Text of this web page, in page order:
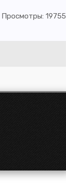
Просмотры: 19755